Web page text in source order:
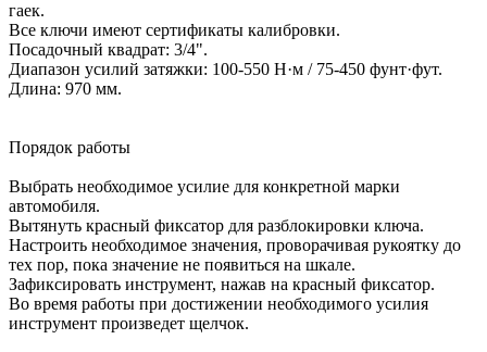
гаек.
Все ключи имеют сертификаты калибровки.
Посадочный квадрат: 3/4".
Диапазон усилий затяжки: 100-550 Н·м / 75-450 фунт·фут.
Длина: 970 мм.
Порядок работы
Выбрать необходимое усилие для конкретной марки
автомобиля.
Вытянуть красный фиксатор для разблокировки ключа.
Настроить необходимое значения, проворачивая рукоятку до
тех пор, пока значение не появиться на шкале.
Зафиксировать инструмент, нажав на красный фиксатор.
Во время работы при достижении необходимого усилия
инструмент произведет щелчок.